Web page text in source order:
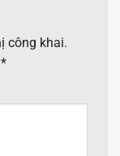
công khai.
*